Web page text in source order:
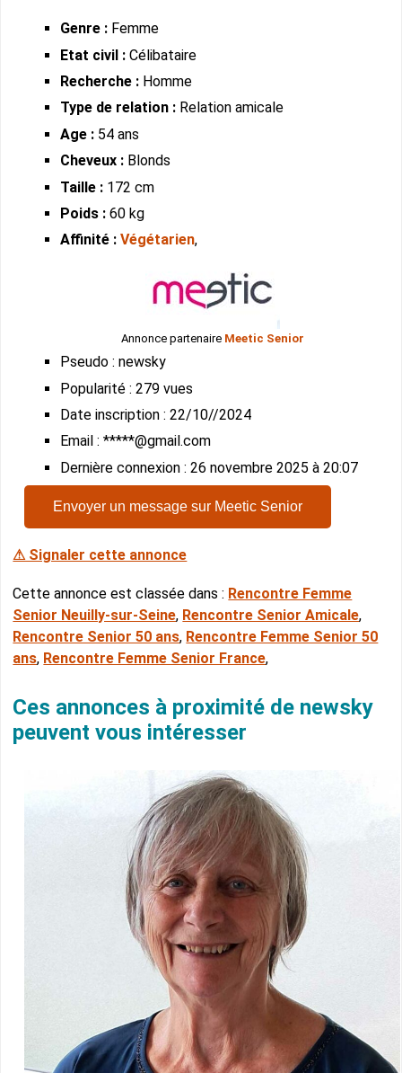
Genre : Femme
Etat civil : Célibataire
Recherche : Homme
Type de relation : Relation amicale
Age : 54 ans
Cheveux : Blonds
Taille : 172 cm
Poids : 60 kg
Affinité : Végétarien,
Annonce partenaire Meetic Senior
Pseudo : newsky
Popularité : 279 vues
Date inscription : 22/10//2024
Email : *****@gmail.com
Dernière connexion : 26 novembre 2025 à 20:07
Envoyer un message sur Meetic Senior
⚠ Signaler cette annonce
Cette annonce est classée dans : Rencontre Femme
Senior Neuilly-sur-Seine, Rencontre Senior Amicale,
Rencontre Senior 50 ans, Rencontre Femme Senior 50
ans, Rencontre Femme Senior France,
Ces annonces à proximité de newsky
peuvent vous intéresser